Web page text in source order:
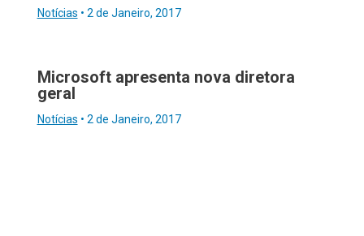
Notícias • 2 de Janeiro, 2017
Microsoft apresenta nova diretora
geral
Notícias • 2 de Janeiro, 2017